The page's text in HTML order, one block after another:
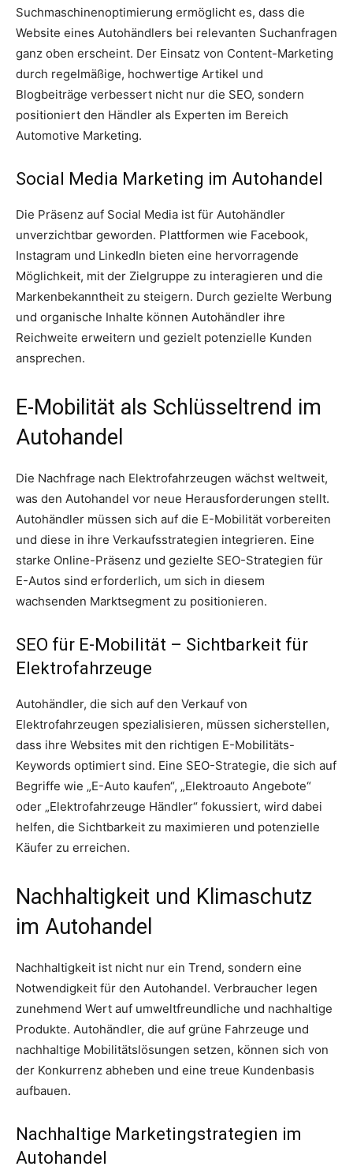
Suchmaschinenoptimierung ermöglicht es, dass die
Website eines Autohändlers bei relevanten Suchanfragen
ganz oben erscheint. Der Einsatz von Content-Marketing
durch regelmäßige, hochwertige Artikel und
Blogbeiträge verbessert nicht nur die SEO, sondern
positioniert den Händler als Experten im Bereich
Automotive Marketing.
Social Media Marketing im Autohandel
Die Präsenz auf Social Media ist für Autohändler
unverzichtbar geworden. Plattformen wie Facebook,
Instagram und LinkedIn bieten eine hervorragende
Möglichkeit, mit der Zielgruppe zu interagieren und die
Markenbekanntheit zu steigern. Durch gezielte Werbung
und organische Inhalte können Autohändler ihre
Reichweite erweitern und gezielt potenzielle Kunden
ansprechen.
E-Mobilität als Schlüsseltrend im
Autohandel
Die Nachfrage nach Elektrofahrzeugen wächst weltweit,
was den Autohandel vor neue Herausforderungen stellt.
Autohändler müssen sich auf die E-Mobilität vorbereiten
und diese in ihre Verkaufsstrategien integrieren. Eine
starke Online-Präsenz und gezielte SEO-Strategien für
E-Autos sind erforderlich, um sich in diesem
wachsenden Marktsegment zu positionieren.
SEO für E-Mobilität – Sichtbarkeit für
Elektrofahrzeuge
Autohändler, die sich auf den Verkauf von
Elektrofahrzeugen spezialisieren, müssen sicherstellen,
dass ihre Websites mit den richtigen E-Mobilitäts-
Keywords optimiert sind. Eine SEO-Strategie, die sich auf
Begriffe wie „E-Auto kaufen“, „Elektroauto Angebote“
oder „Elektrofahrzeuge Händler“ fokussiert, wird dabei
helfen, die Sichtbarkeit zu maximieren und potenzielle
Käufer zu erreichen.
Nachhaltigkeit und Klimaschutz
im Autohandel
Nachhaltigkeit ist nicht nur ein Trend, sondern eine
Notwendigkeit für den Autohandel. Verbraucher legen
zunehmend Wert auf umweltfreundliche und nachhaltige
Produkte. Autohändler, die auf grüne Fahrzeuge und
nachhaltige Mobilitätslösungen setzen, können sich von
der Konkurrenz abheben und eine treue Kundenbasis
aufbauen.
Nachhaltige Marketingstrategien im
Autohandel